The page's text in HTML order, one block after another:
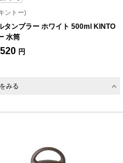
ントー)
タンブラー ホワイト 500ml KINTO
水筒
円
みる